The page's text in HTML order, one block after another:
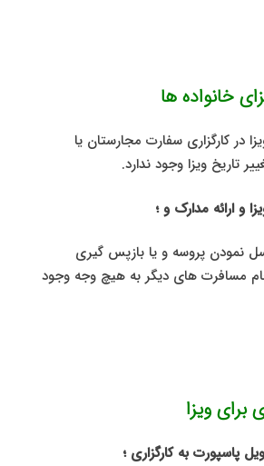
خانواده ها
در کارگزاری سفارت مجارستان یا
تاریخ ویزا وجود ندارد.
و ارائه مدارک و ؛
نمودن پروسه و یا بازپس گیری
مسافرت های دیگر به هیچ وجه وجود
برای ویزا
پاسپورت به کارگزاری ؛